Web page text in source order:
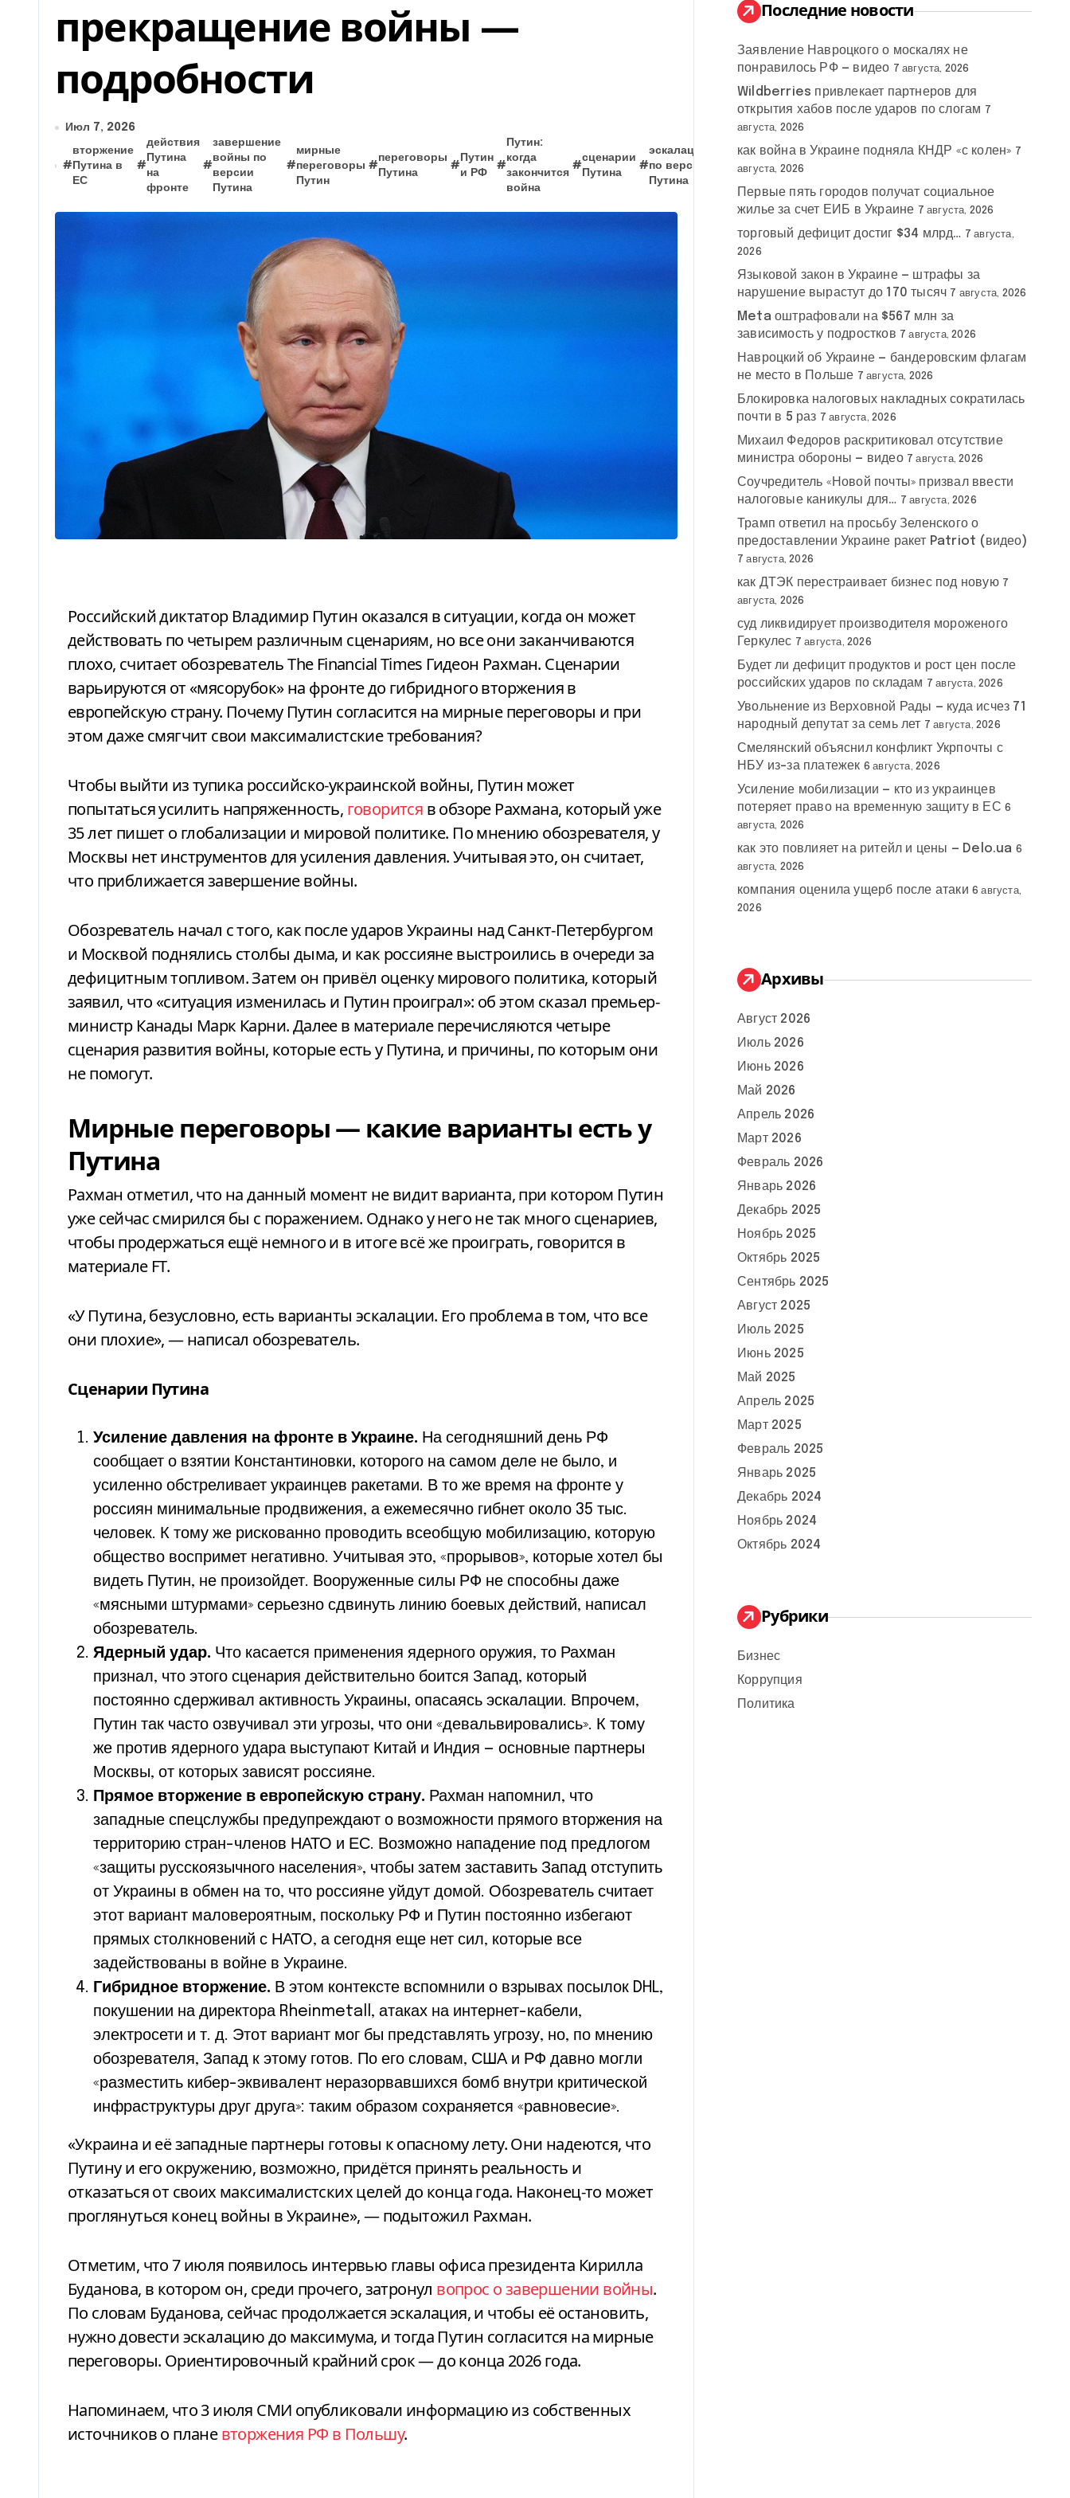
прекращение войны —
подробности
Июл 7, 2026
#
вторжение
Путина в
ЕС
#
действия
Путина
на
фронте
#
завершение
войны по
версии
Путина
#
мирные
переговоры
Путин
#
переговоры
Путина
#
Путин
и РФ
#
Путин:
когда
закончится
война
#
сценарии
Путина
#
эскалация
по версии
Путина
ядерное
оружие
Российский диктатор Владимир Путин оказался в ситуации, когда он может
действовать по четырем различным сценариям, но все они заканчиваются
плохо, считает обозреватель The Financial Times Гидеон Рахман. Сценарии
варьируются от «мясорубок» на фронте до гибридного вторжения в
европейскую страну. Почему Путин согласится на мирные переговоры и при
этом даже смягчит свои максималистские требования?
Чтобы выйти из тупика российско-украинской войны, Путин может
попытаться усилить напряженность, говорится в обзоре Рахмана, который уже
35 лет пишет о глобализации и мировой политике. По мнению обозревателя, у
Москвы нет инструментов для усиления давления. Учитывая это, он считает,
что приближается завершение войны.
Обозреватель начал с того, как после ударов Украины над Санкт-Петербургом
и Москвой поднялись столбы дыма, и как россияне выстроились в очереди за
дефицитным топливом. Затем он привёл оценку мирового политика, который
заявил, что «ситуация изменилась и Путин проиграл»: об этом сказал премьер-
министр Канады Марк Карни. Далее в материале перечисляются четыре
сценария развития войны, которые есть у Путина, и причины, по которым они
не помогут.
Мирные переговоры — какие варианты есть у
Путина
Рахман отметил, что на данный момент не видит варианта, при котором Путин
уже сейчас смирился бы с поражением. Однако у него не так много сценариев,
чтобы продержаться ещё немного и в итоге всё же проиграть, говорится в
материале FT.
«У Путина, безусловно, есть варианты эскалации. Его проблема в том, что все
они плохие», — написал обозреватель.
Сценарии Путина
Усиление давления на фронте в Украине. На сегодняшний день РФ
сообщает о взятии Константиновки, которого на самом деле не было, и
усиленно обстреливает украинцев ракетами. В то же время на фронте у
россиян минимальные продвижения, а ежемесячно гибнет около 35 тыс.
человек. К тому же рискованно проводить всеобщую мобилизацию, которую
общество воспримет негативно. Учитывая это, «прорывов», которые хотел бы
видеть Путин, не произойдет. Вооруженные силы РФ не способны даже
«мясными штурмами» серьезно сдвинуть линию боевых действий, написал
обозреватель.
Ядерный удар. Что касается применения ядерного оружия, то Рахман
признал, что этого сценария действительно боится Запад, который
постоянно сдерживал активность Украины, опасаясь эскалации. Впрочем,
Путин так часто озвучивал эти угрозы, что они «девальвировались». К тому
же против ядерного удара выступают Китай и Индия — основные партнеры
Москвы, от которых зависят россияне.
Прямое вторжение в европейскую страну. Рахман напомнил, что
западные спецслужбы предупреждают о возможности прямого вторжения на
территорию стран-членов НАТО и ЕС. Возможно нападение под предлогом
«защиты русскоязычного населения», чтобы затем заставить Запад отступить
от Украины в обмен на то, что россияне уйдут домой. Обозреватель считает
этот вариант маловероятным, поскольку РФ и Путин постоянно избегают
прямых столкновений с НАТО, а сегодня еще нет сил, которые все
задействованы в войне в Украине.
Гибридное вторжение. В этом контексте вспомнили о взрывах посылок DHL,
покушении на директора Rheinmetall, атаках на интернет-кабели,
электросети и т. д. Этот вариант мог бы представлять угрозу, но, по мнению
обозревателя, Запад к этому готов. По его словам, США и РФ давно могли
«разместить кибер-эквивалент неразорвавшихся бомб внутри критической
инфраструктуры друг друга»: таким образом сохраняется «равновесие».
«Украина и её западные партнеры готовы к опасному лету. Они надеются, что
Путину и его окружению, возможно, придётся принять реальность и
отказаться от своих максималистских целей до конца года. Наконец-то может
проглянуться конец войны в Украине», — подытожил Рахман.
Отметим, что 7 июля появилось интервью главы офиса президента Кирилла
Буданова, в котором он, среди прочего, затронул вопрос о завершении войны.
По словам Буданова, сейчас продолжается эскалация, и чтобы её остановить,
нужно довести эскалацию до максимума, и тогда Путин согласится на мирные
переговоры. Ориентировочный крайний срок — до конца 2026 года.
Напоминаем, что 3 июля СМИ опубликовали информацию из собственных
источников о планевторжения РФ в Польшу.
:
Последние новости
Заявление Навроцкого о москалях не
понравилось РФ — видео 7 августа, 2026
Wildberries привлекает партнеров для
открытия хабов после ударов по слогам 7
августа, 2026
как война в Украине подняла КНДР «с колен» 7
августа, 2026
Первые пять городов получат социальное
жилье за счет ЕИБ в Украине 7 августа, 2026
торговый дефицит достиг $34 млрд… 7 августа,
2026
Языковой закон в Украине — штрафы за
нарушение вырастут до 170 тысяч 7 августа, 2026
Meta оштрафовали на $567 млн за
зависимость у подростков 7 августа, 2026
Навроцкий об Украине — бандеровским флагам
не место в Польше 7 августа, 2026
Блокировка налоговых накладных сократилась
почти в 5 раз 7 августа, 2026
Михаил Федоров раскритиковал отсутствие
министра обороны — видео 7 августа, 2026
Соучредитель «Новой почты» призвал ввести
налоговые каникулы для… 7 августа, 2026
Трамп ответил на просьбу Зеленского о
предоставлении Украине ракет Patriot (видео)
7 августа, 2026
как ДТЭК перестраивает бизнес под новую 7
августа, 2026
суд ликвидирует производителя мороженого
Геркулес 7 августа, 2026
Будет ли дефицит продуктов и рост цен после
российских ударов по складам 7 августа, 2026
Увольнение из Верховной Рады — куда исчез 71
народный депутат за семь лет 7 августа, 2026
Смелянский объяснил конфликт Укрпочты с
НБУ из-за платежек 6 августа, 2026
Усиление мобилизации — кто из украинцев
потеряет право на временную защиту в ЕС 6
августа, 2026
как это повлияет на ритейл и цены — Delo.ua 6
августа, 2026
компания оценила ущерб после атаки 6 августа,
2026
Архивы
Август 2026
Июль 2026
Июнь 2026
Май 2026
Апрель 2026
Март 2026
Февраль 2026
Январь 2026
Декабрь 2025
Ноябрь 2025
Октябрь 2025
Сентябрь 2025
Август 2025
Июль 2025
Июнь 2025
Май 2025
Апрель 2025
Март 2025
Февраль 2025
Январь 2025
Декабрь 2024
Ноябрь 2024
Октябрь 2024
Рубрики
Бизнес
Коррупция
Политика